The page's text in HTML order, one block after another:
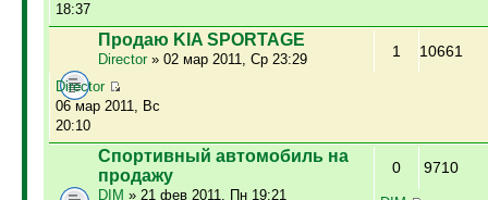
18:37
Продаю KIA SPORTAGE
Director» 02 мар 2011, Ср 23:29 1 10661
Director
06 мар 2011, Вс
20:10
Спортивный автомобиль на
продажу
DIM » 21 фев 2011, Пн 19:21
0 9710